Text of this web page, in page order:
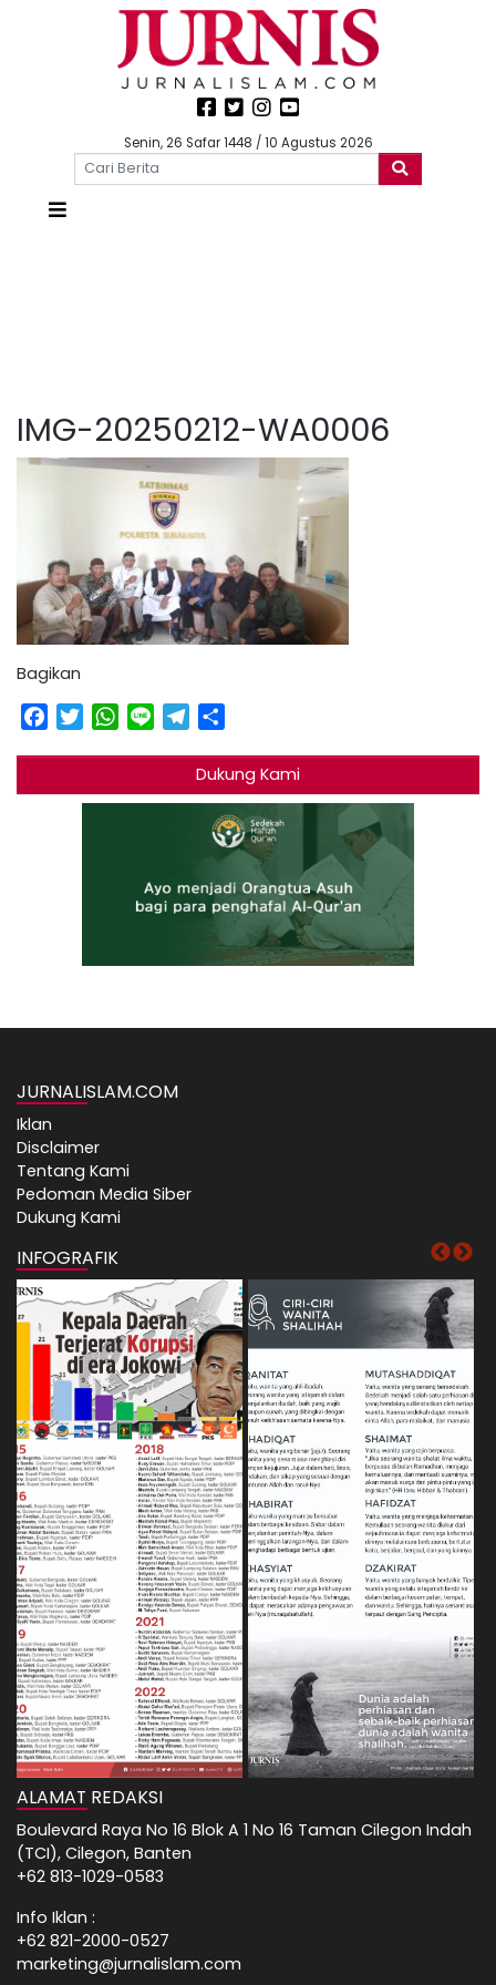
Senin, 26 Safar 1448 / 10 Agustus 2026
IMG-20250212-WA0006
Bagikan
Facebook
TwitterWhatsApp
Line Telegram
Dukung Kami
JURNALISLAM.COM
Iklan
Disclaimer
Tentang Kami
Pedoman Media Siber
Dukung Kami
INFOGRAFIK
ALAMAT REDAKSI
Boulevard Raya No 16 Blok A 1 No 16 Taman Cilegon Indah
(TCI), Cilegon, Banten
+62 813-1029-0583
Info Iklan :
+62 821-2000-0527
marketing@jurnalislam.com